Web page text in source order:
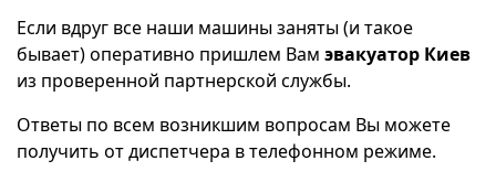
Если вдруг все наши машины заняты (и такое
бывает) оперативно пришлем Вам эвакуатор Киев
из проверенной партнерской службы.
Ответы по всем возникшим вопросам Вы можете
получить от диспетчера в телефонном режиме.